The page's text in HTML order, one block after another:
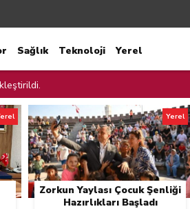
Sağlık Teknoloji Yerel
Zorkun Yaylası Çocuk Şenliği
Hazırlıkları Başladı
Yerel